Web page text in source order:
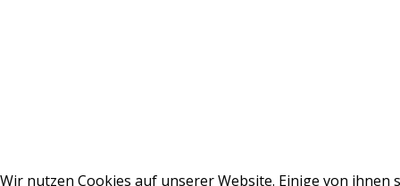
Wir nutzen Cookies auf unserer Website. Einige von